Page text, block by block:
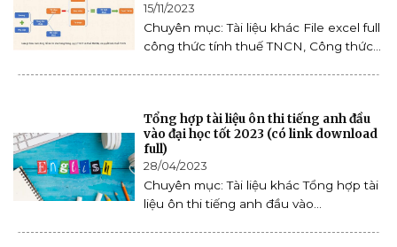
15/11/2023
Chuyên mục: Tài liệu khác File excel full
công thức tính thuế TNCN, Công thức...
Tổng hợp tài liệu ôn thi tiếng anh đầu
vào đại học tốt 2023 (có link download
full)
28/04/2023
Chuyên mục: Tài liệu khác Tổng hợp tài
liệu ôn thi tiếng anh đầu vào...